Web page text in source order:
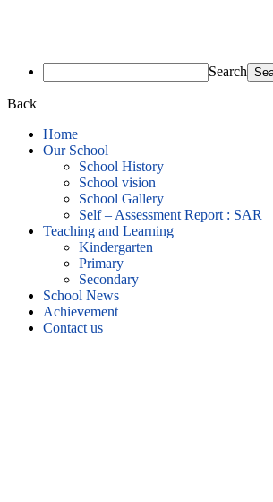
Search
Back
Home
Our School
School History
School vision
School Gallery
Self – Assessment Report : SAR
Teaching and Learning
Kindergarten
Primary
Secondary
School News
Achievement
Contact us